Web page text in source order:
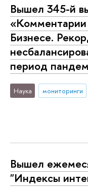
Вышел 345-й
«Комментарии
Бизнесе.
период
Наука мониторинги
Вышел
"Индексы